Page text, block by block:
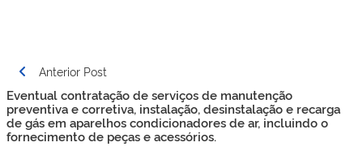
Navegação
de
Post
Anterior Post
Eventual contratação de serviços de manutenção
preventiva e corretiva, instalação, desinstalação e recarga
de gás em aparelhos condicionadores de ar, incluindo o
fornecimento de peças e acessórios.